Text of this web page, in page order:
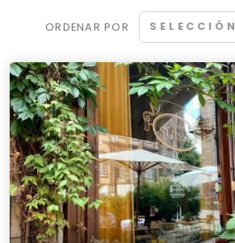
ORDENAR POR SELECCIÓN